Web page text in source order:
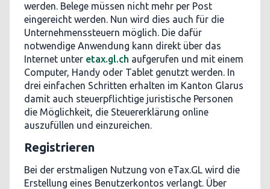
werden. Belege müssen nicht mehr per Post
eingereicht werden. Nun wird dies auch für die
Unternehmenssteuern möglich. Die dafür
notwendige Anwendung kann direkt über das
Internet unter etax.gl.ch aufgerufen und mit einem
Computer, Handy oder Tablet genutzt werden. In
drei einfachen Schritten erhalten im Kanton Glarus
damit auch steuerpflichtige juristische Personen
die Möglichkeit, die Steuererklärung online
auszufüllen und einzureichen.
Registrieren
Bei der erstmaligen Nutzung von eTax.GL wird die
Erstellung eines Benutzerkontos verlangt. Über